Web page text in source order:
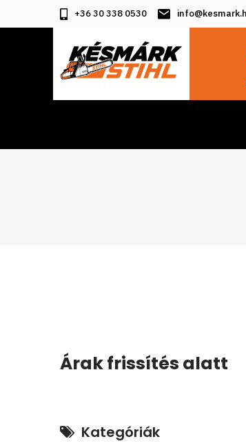
+36 30 338 0530
Árak frissítés alatt
Kategóriák